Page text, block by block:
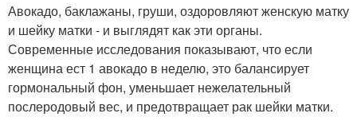
Авокадо, баклажаны, груши, оздоровляют женскую матку
и шейку матки - и выглядят как эти органы.
Современные исследования показывают, что если
женщина ест 1 авокадо в неделю, это балансирует
гормональный фон, уменьшает нежелательный
послеродовый вес, и предотвращает рак шейки матки.